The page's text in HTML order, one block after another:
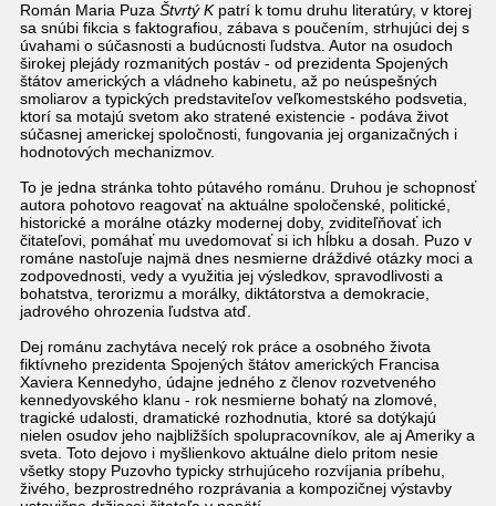
Román Maria Puza Štvrtý Kpatrí k tomu druhu literatúry, v ktorej
sa snúbi fikcia s faktografiou, zábava s poučením, strhujúci dej s
úvahami o súčasnosti a budúcnosti ľudstva. Autor na osudoch
širokej plejády rozmanitých postáv - od prezidenta Spojených
štátov amerických a vládneho kabinetu, až po neúspešných
smoliarov a typických predstaviteľov veľkomestského podsvetia,
ktorí sa motajú svetom ako stratené existencie - podáva život
súčasnej americkej spoločnosti, fungovania jej organizačných i
hodnotových mechanizmov.
To je jedna stránka tohto pútavého románu. Druhou je schopnosť
autora pohotovo reagovať na aktuálne spoločenské, politické,
historické a morálne otázky modernej doby, zviditeľňovať ich
čitateľovi, pomáhať mu uvedomovať si ich hĺbku a dosah. Puzo v
románe nastoľuje najmä dnes nesmierne dráždivé otázky moci a
zodpovednosti, vedy a využitia jej výsledkov, spravodlivosti a
bohatstva, terorizmu a morálky, diktátorstva a demokracie,
jadrového ohrozenia ľudstva atď.
Dej románu zachytáva necelý rok práce a osobného života
fiktívneho prezidenta Spojených štátov amerických Francisa
Xaviera Kennedyho, údajne jedného z členov rozvetveného
kennedyovského klanu - rok nesmierne bohatý na zlomové,
tragické udalosti, dramatické rozhodnutia, ktoré sa dotýkajú
nielen osudov jeho najbližších spolupracovníkov, ale aj Ameriky a
sveta. Toto dejovo i myšlienkovo aktuálne dielo pritom nesie
všetky stopy Puzovho typicky strhujúceho rozvíjania príbehu,
živého, bezprostredného rozprávania a kompozičnej výstavby